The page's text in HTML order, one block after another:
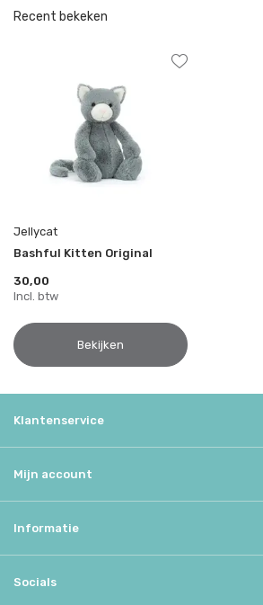
Recent bekeken
Jellycat
Bashful Kitten Original
30,00
Incl. btw
Bekijken
Klantenservice
Mijn account
Informatie
Socials